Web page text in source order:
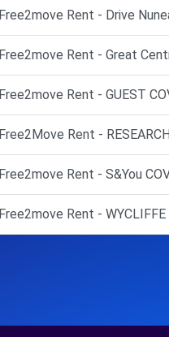
Free2move Rent - Drive
Free2move Rent - Great
Free2move Rent - GUEST
Free2Move Rent -
Free2move Rent - S&You
Free2move Rent - WYCLIFFE